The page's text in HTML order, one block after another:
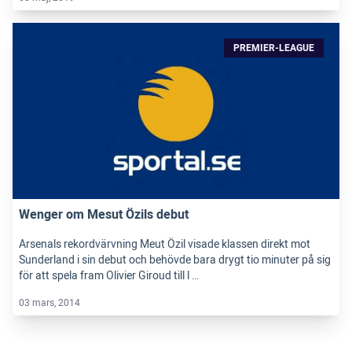
PREMIER-LEAGUE
Wenger om Mesut Özils debut
Arsenals rekordvärvning Meut Özil visade klassen direkt mot
Sunderland i sin debut och behövde bara drygt tio minuter på sig
för att spela fram Olivier Giroud till l …
03 mars, 2014